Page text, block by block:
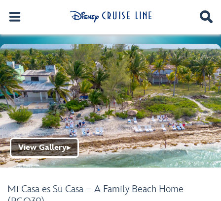
Mi Casa es Su Casa – A Family Beach Home
View Gallery▶